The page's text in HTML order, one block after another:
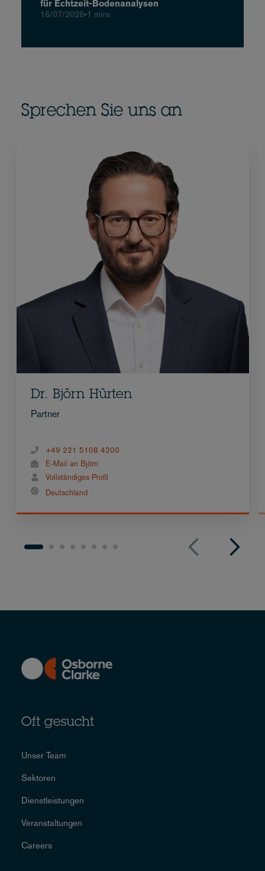
für Echtzeit-Bodenanalysen
16/07/2026•1 mins
Sprechen Sie uns an
Dr. Björn Hürten
Partner
+49 221 5108 4200
E-Mail an Björn
Vollständiges Profil
Deutschland
Oft gesucht
Unser Team
Sektoren
Dienstleistungen
Veranstaltungen
Careers